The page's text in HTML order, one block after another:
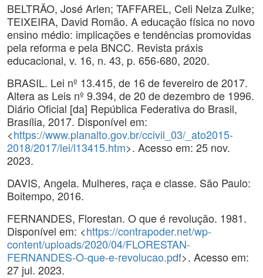
BELTRÃO, José Arlen; TAFFAREL, Celi Nelza Zulke;
TEIXEIRA, David Romão. A educação física no novo
ensino médio: implicações e tendências promovidas
pela reforma e pela BNCC. Revista práxis
educacional, v. 16, n. 43, p. 656-680, 2020.
BRASIL. Lei nº 13.415, de 16 de fevereiro de 2017.
Altera as Leis nº 9.394, de 20 de dezembro de 1996.
Diário Oficial [da] República Federativa do Brasil,
Brasília, 2017. Disponível em:
<https://www.planalto.gov.br/ccivil_03/_ato2015-
2018/2017/lei/l13415.htm>. Acesso em: 25 nov.
2023.
DAVIS, Angela. Mulheres, raça e classe. São Paulo:
Boitempo, 2016.
FERNANDES, Florestan. O que é revolução. 1981.
Disponível em: <https://contrapoder.net/wp-
content/uploads/2020/04/FLORESTAN-
FERNANDES-O-que-e-revolucao.pdf>. Acesso em:
27 jul. 2023.